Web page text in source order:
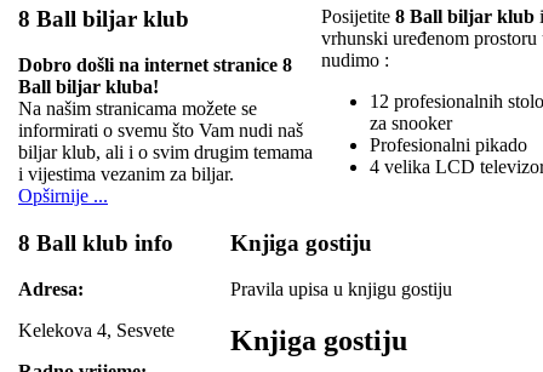
8 Ball biljar klub
Dobro došli na internet stranice 8
Ball biljar kluba!
Na našim stranicama možete se
informirati o svemu što Vam nudi naš
biljar klub, ali i o svim drugim temama
i vijestima vezanim za biljar.
Opširnije ...
Posijetite 8 Ball biljar klub
vrhunski uređenom
nudimo :
12 profesionalnih
za snooker
Profesionalni pikado
4 velika LCD
8 Ball klub info
Adresa:
Kelekova 4, Sesvete
Knjiga gostiju
Pravila upisa u knjigu gostiju
Knjiga gostiju